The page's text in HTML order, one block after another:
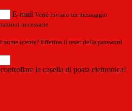
E-mail Verrà inviato un messaggio
necessarie.
nome utente? Effettua il reset della password
la casella di posta elettronica!